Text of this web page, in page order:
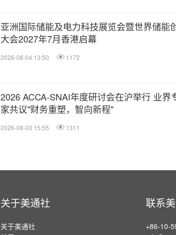
亚洲国际储能及电力科技展览会暨世界储能
大会2027年7月香港启幕
2026-08-04 13:50 1172
2026 ACCA-SNAI年度研讨会在沪举行 业界
家共议"财务重塑，智向新程"
2026-08-03 15:55 1311
关于美通社
关于美通社
联系
+86-10-